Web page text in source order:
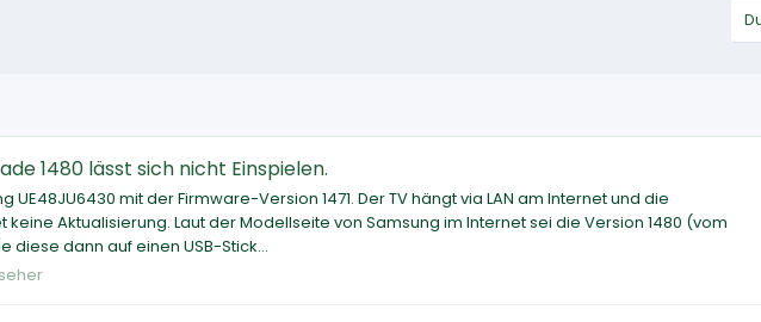
1480 lässt sich nicht Einspielen.
UE48JU6430 mit der Firmware-Version 1471. Der TV hängt via LAN am Internet und die
Aktualisierung. Laut der Modellseite von Samsung im Internet sei die Version 1480 (vom
diese dann auf einen USB-Stick...